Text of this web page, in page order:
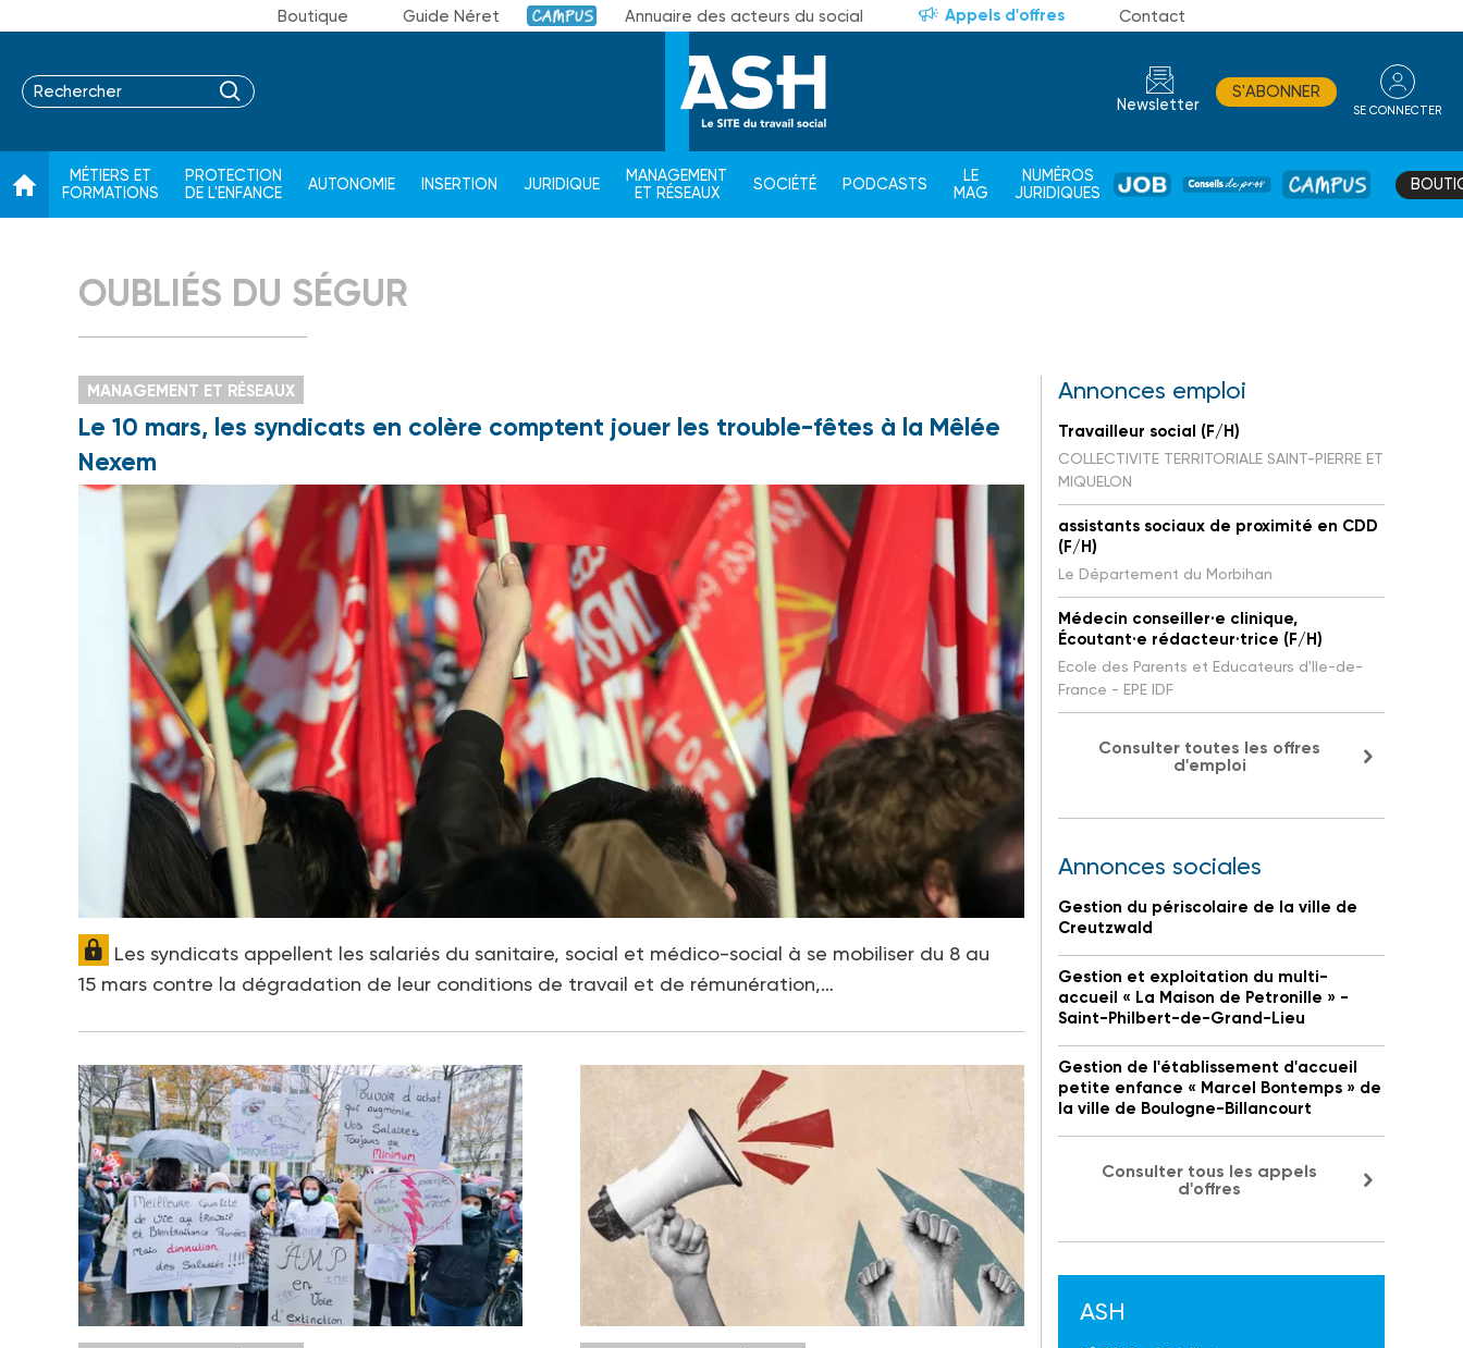
Boutique Guide Néret Campus Annuaire des acteurs du social Appels d'offres Contact
Newsletter
S'ABONNER
SE CONNECTER
MÉTIERS ET
FORMATIONS
PROTECTION
DE L'ENFANCE
AUTONOMIE INSERTION JURIDIQUE
MANAGEMENT
ET RÉSEAUX
SOCIÉTÉ PODCASTS
LE
MAG
NUMÉROS
JURIDIQUES
JOB
DE
CAMPUS
OUBLIÉS DU SÉGUR
MANAGEMENT ET RÉSEAUX
Le 10 mars, les syndicats en colère comptent jouer les trouble-fêtes à la Mêlée
Nexem
Les syndicats appellent les salariés du sanitaire, social et médico-social à se mobiliser du 8 au
15 mars contre la dégradation de leur conditions de travail et de rémunération,…
Annonces emploi
Travailleur social (F/H)
COLLECTIVITE TERRITORIALE SAINT-PIERRE ET
MIQUELON
assistants sociaux de proximité en CDD
(F/H)
Le Département du Morbihan
Médecin conseiller·e clinique,
Écoutant·e rédacteur·trice (F/H)
Ecole des Parents et Educateurs d'Ile-de-
France - EPE IDF
Consulter toutes les offres
d'emploi
Annonces sociales
Gestion du périscolaire de la ville de
Creutzwald
Gestion et exploitation du multi-
accueil « La Maison de Petronille » -
Saint-Philbert-de-Grand-Lieu
Gestion de l'établissement d'accueil
petite enfance « Marcel Bontemps » de
la ville de Boulogne-Billancourt
Consulter tous les appels
d'offres
ASH